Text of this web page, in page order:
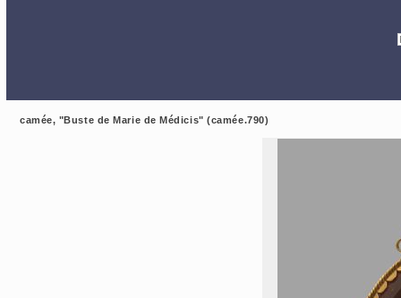
camée, "Buste de Marie de Médicis" (camée.790)